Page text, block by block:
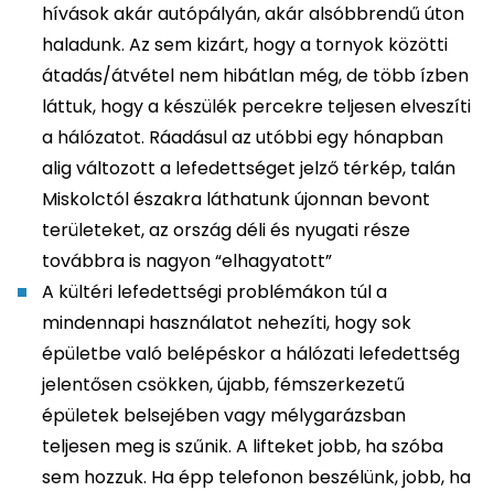
hívások akár autópályán, akár alsóbbrendű úton
haladunk. Az sem kizárt, hogy a tornyok közötti
átadás/átvétel nem hibátlan még, de több ízben
láttuk, hogy a készülék percekre teljesen elveszíti
a hálózatot. Ráadásul az utóbbi egy hónapban
alig változott a lefedettséget jelző térkép, talán
Miskolctól északra láthatunk újonnan bevont
területeket, az ország déli és nyugati része
továbbra is nagyon “elhagyatott”
A kültéri lefedettségi problémákon túl a
mindennapi használatot nehezíti, hogy sok
épületbe való belépéskor a hálózati lefedettség
jelentősen csökken, újabb, fémszerkezetű
épületek belsejében vagy mélygarázsban
teljesen meg is szűnik. A lifteket jobb, ha szóba
sem hozzuk. Ha épp telefonon beszélünk, jobb, ha